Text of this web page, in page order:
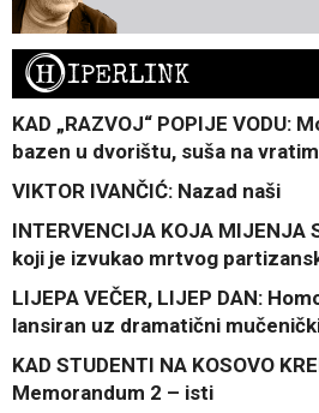
HIPERLINK
KAD „RAZVOJ“ POPIJE VODU:
bazen u dvorištu, suša na
VIKTOR IVANČIĆ: Nazad naši
INTERVENCIJA KOJA MIJENJA
koji je izvukao mrtvog
LIJEPA VEČER, LIJEP DAN:
lansiran uz dramatični
KAD STUDENTI NA KOSOVO
Memorandum 2 – isti